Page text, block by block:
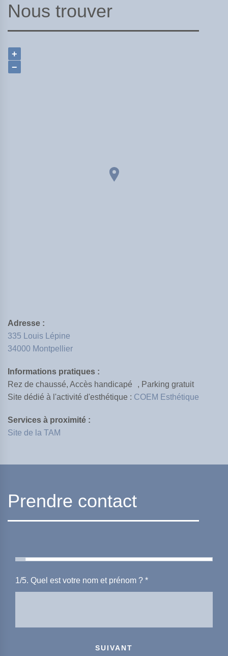
Nous trouver
+
−
Adresse :
335 Louis Lépine
34000 Montpellier
Informations pratiques :
Rez de chaussé, Accès handicapé , Parking gratuit
Site dédié à l'activité d'esthétique : COEM Esthétique
Services à proximité :
Site de la TAM
Prendre contact
1/5. Quel est votre nom et prénom ? *
SUIVANT
Créateur du site Internet